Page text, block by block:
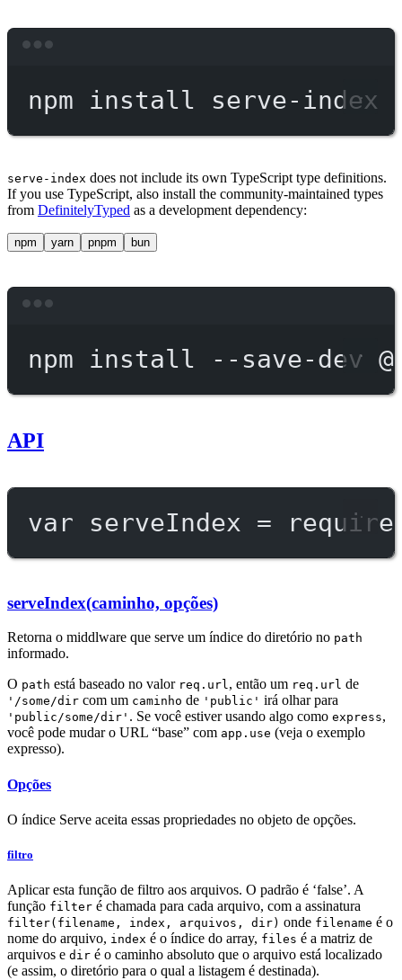
npm install serve-index
serve-index does not include its own TypeScript type definitions.
If you use TypeScript, also install the community-maintained types
from DefinitelyTyped as a development dependency:
npm yarn pnpm bun
npm install --save-dev
API
var serveIndex = require
serveIndex(caminho, opções)
Retorna o middlware que serve um índice do diretório no path
informado.
O path está baseado no valor req.url, então um req.url de
'/some/dir com um caminho de 'public' irá olhar para
'public/some/dir' . Se você estiver usando algo como express,
você pode mudar o URL “base” com app.use (veja o exemplo
expresso).
Opções
O índice Serve aceita essas propriedades no objeto de opções.
filtro
Aplicar esta função de filtro aos arquivos. O padrão é ‘false’. A
função filter é chamada para cada arquivo, com a assinatura
filter(filename, index, arquivos, dir) onde filename é o
nome do arquivo, index é o índice do array, files é a matriz de
arquivos e dir é o caminho absoluto que o arquivo está localizado
(e assim, o diretório para o qual a listagem é destinada).